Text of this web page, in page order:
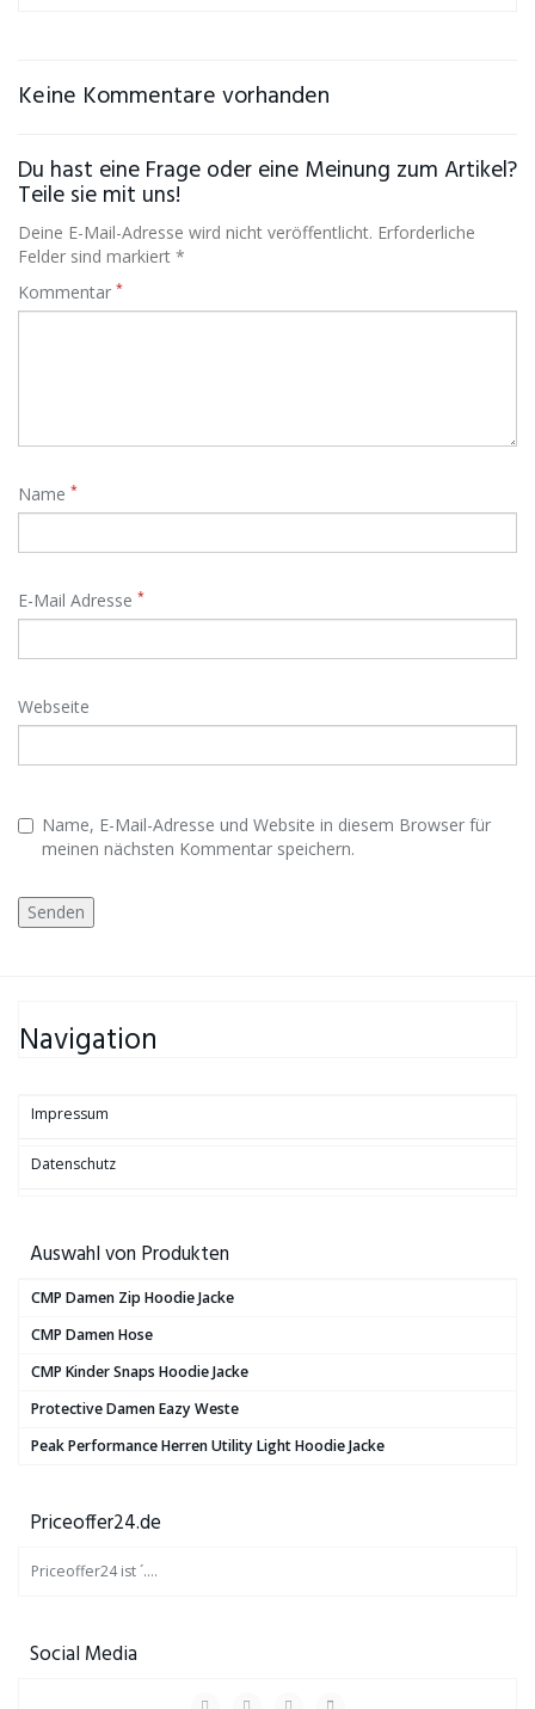
Keine Kommentare vorhanden
Du hast eine Frage oder eine Meinung zum Artikel?
Teile sie mit uns!
Deine E-Mail-Adresse wird nicht veröffentlicht. Erforderliche
Felder sind markiert *
Kommentar *
Name *
E-Mail Adresse *
Webseite
Name, E-Mail-Adresse und Website in diesem Browser für
meinen nächsten Kommentar speichern.
Navigation
Impressum
Datenschutz
Auswahl von Produkten
CMP Damen Zip Hoodie Jacke
CMP Damen Hose
CMP Kinder Snaps Hoodie Jacke
Protective Damen Eazy Weste
Peak Performance Herren Utility Light Hoodie Jacke
Priceoffer24.de
Priceoffer24 ist ´….
Social Media